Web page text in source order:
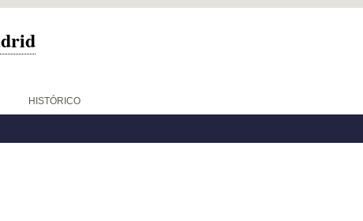
HISTÓRICO